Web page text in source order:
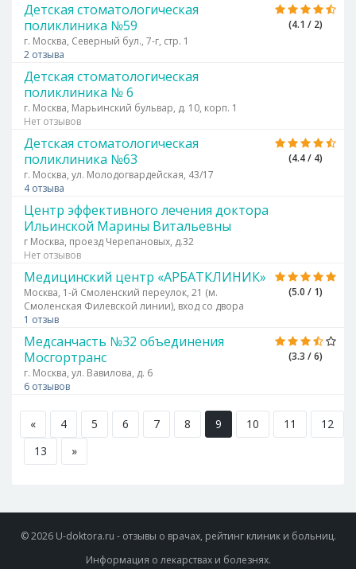
(4.1 / 2)
Детская стоматологическая
поликлиника №59
г. Москва, Северный бул., 7-г, стр. 1
2 отзыва
Детская стоматологическая
поликлиника № 6
г. Москва, Марьинский бульвар, д. 10, корп. 1
Нет отзывов
(4.4 / 4)
Детская стоматологическая
поликлиника №63
г. Москва, ул. Молодогвардейская, 43/17
4 отзыва
Центр эффективного лечения доктора
Ильинской Марины Витальевны
г Москва, проезд Черепановых, д.32
Нет отзывов
(5.0 / 1)
Медицинский центр «АРБАТКЛИНИК»
Москва, 1-й Смоленский переулок, 21 (м.
Смоленская Филевской линии), вход со двора
1 отзыв
(3.3 / 6)
Медсанчасть №32 объединения
Мосгортранс
г. Москва, ул. Вавилова, д. 6
6 отзывов
« 4 5 6 7 8 9 10 11
12
13
»
© 2026 U-doktora.ru - отзывы о врачах, рейтинг клиник и больниц.
Информация о лекарствах и болезнях.